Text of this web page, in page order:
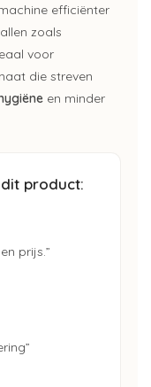
efficiënter
zoals
voor
die streven
en minder
product:
prijs.”